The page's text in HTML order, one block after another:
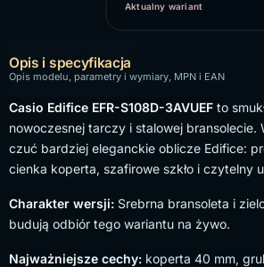
Aktualny wariant
Opis i specyfikacja
Opis modelu, parametry i wymiary, MPN i EAN
Casio Edifice EFR-S108D-3AVUEF to
nowoczesnej tarczy i stalowej bransolecie.
czuć bardziej eleganckie oblicze Edifice:
cienka koperta, szafirowe szkło i czytelny
Charakter wersji: Srebrna bransoleta i
budują odbiór tego wariantu na żywo.
Najważniejsze cechy: koperta 40 mm,